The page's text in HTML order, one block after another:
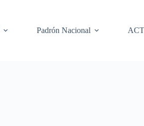
Padrón Nacional